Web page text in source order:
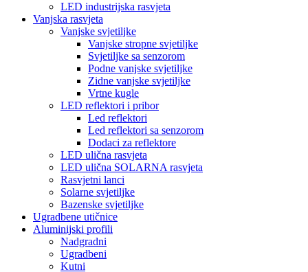
LED industrijska rasvjeta
Vanjska rasvjeta
Vanjske svjetiljke
Vanjske stropne svjetiljke
Svjetiljke sa senzorom
Podne vanjske svjetiljke
Zidne vanjske svjetiljke
Vrtne kugle
LED reflektori i pribor
Led reflektori
Led reflektori sa senzorom
Dodaci za reflektore
LED ulična rasvjeta
LED ulična SOLARNA rasvjeta
Rasvjetni lanci
Solarne svjetiljke
Bazenske svjetiljke
Ugradbene utičnice
Aluminijski profili
Nadgradni
Ugradbeni
Kutni